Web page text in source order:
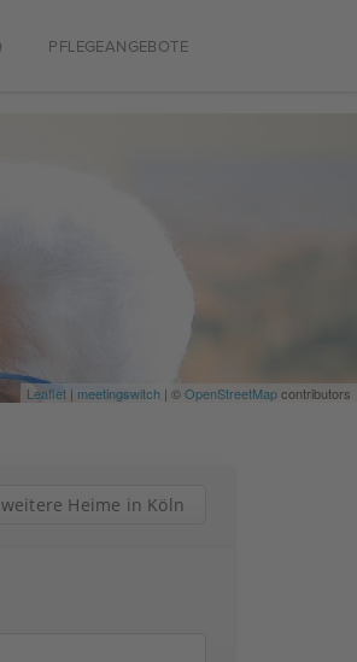
PFLEGEANGEBOTE
Leaflet | meetingswitch | ©OpenStreetMapcontributors
weitere Heime in Köln